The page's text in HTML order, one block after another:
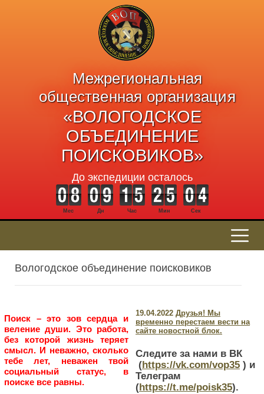
Межрегиональная
общественная организация
«ВОЛОГОДСКОЕ
ОБЪЕДИНЕНИЕ
ПОИСКОВИКОВ»
До экспедиции осталось
Мес Дн Час Мин Сек
Вологодское объединение поисковиков
Поиск – это зов сердца и
веление души. Это работа,
без которой жизнь теряет
смысл. И неважно, сколько
тебе лет, неважен твой
социальный статус, в
поиске все равны.
19.04.2022 Друзья! Мы
временно перестаем вести на
сайте новостной блок.
Следите за нами в ВК
(https://vk.com/vop35 ) и
Телеграм
(https://t.me/poisk35).